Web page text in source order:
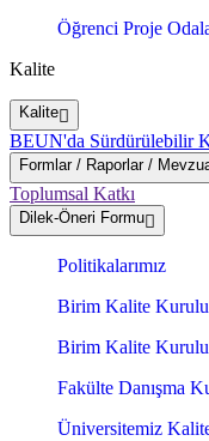
Öğrenci Proje
Kalite
Kalite
BEUN'da Sürdürülebilir
Formlar / Raporlar /
Toplumsal Katkı
Dilek-Öneri Formu
Politikalarımız
Birim Kalite
Birim Kalite Kurulu
Fakülte Danışma
Üniversitemiz